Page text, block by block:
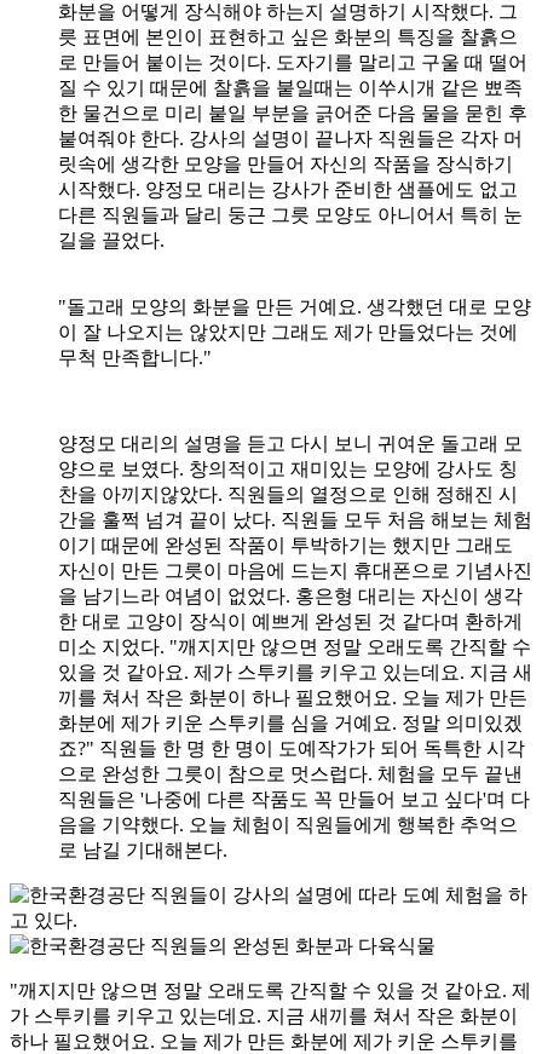
화분을 어떻게 장식해야 하는지 설명하기 시작했다. 그
릇 표면에 본인이 표현하고 싶은 화분의 특징을 찰흙으
로 만들어 붙이는 것이다. 도자기를 말리고 구울 때 떨어
질 수 있기 때문에 찰흙을 붙일때는 이쑤시개 같은 뾰족
한 물건으로 미리 붙일 부분을 긁어준 다음 물을 묻힌 후
붙여줘야 한다. 강사의 설명이 끝나자 직원들은 각자 머
릿속에 생각한 모양을 만들어 자신의 작품을 장식하기
시작했다. 양정모 대리는 강사가 준비한 샘플에도 없고
다른 직원들과 달리 둥근 그릇 모양도 아니어서 특히 눈
길을 끌었다.
"돌고래 모양의 화분을 만든 거예요. 생각했던 대로 모양
이 잘 나오지는 않았지만 그래도 제가 만들었다는 것에
무척 만족합니다."
양정모 대리의 설명을 듣고 다시 보니 귀여운 돌고래 모
양으로 보였다. 창의적이고 재미있는 모양에 강사도 칭
찬을 아끼지않았다. 직원들의 열정으로 인해 정해진 시
간을 훌쩍 넘겨 끝이 났다. 직원들 모두 처음 해보는 체험
이기 때문에 완성된 작품이 투박하기는 했지만 그래도
자신이 만든 그릇이 마음에 드는지 휴대폰으로 기념사진
을 남기느라 여념이 없었다. 홍은형 대리는 자신이 생각
한 대로 고양이 장식이 예쁘게 완성된 것 같다며 환하게
미소 지었다. "깨지지만 않으면 정말 오래도록 간직할 수
있을 것 같아요. 제가 스투키를 키우고 있는데요. 지금 새
끼를 쳐서 작은 화분이 하나 필요했어요. 오늘 제가 만든
화분에 제가 키운 스투키를 심을 거예요. 정말 의미있겠
죠?" 직원들 한 명 한 명이 도예작가가 되어 독특한 시각
으로 완성한 그릇이 참으로 멋스럽다. 체험을 모두 끝낸
직원들은 '나중에 다른 작품도 꼭 만들어 보고 싶다'며 다
음을 기약했다. 오늘 체험이 직원들에게 행복한 추억으
로 남길 기대해본다.
"깨지지만 않으면 정말 오래도록 간직할 수 있을 것 같아요. 제
가 스투키를 키우고 있는데요. 지금 새끼를 쳐서 작은 화분이
하나 필요했어요. 오늘 제가 만든 화분에 제가 키운 스투키를